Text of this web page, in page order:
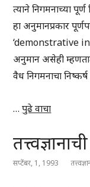
त्याने निगमनाच्या
हा अनुमानप्रकार
‘demonstrative
अनुमान असेही
वैध निगमनाचा
…पुढे वाचा
सप्टेंबर, 1, 1993